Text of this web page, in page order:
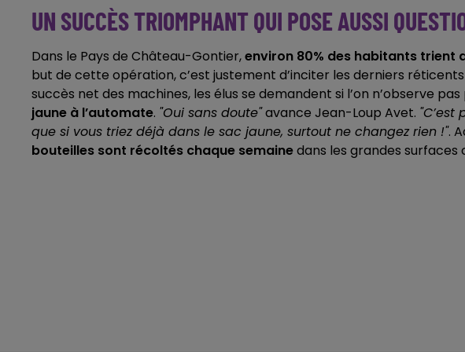
UN SUCCÈS TRIOMPHANT QUI POSE AUSSI
Dans le Pays de Château-Gontier,environ 80% des habitants trient
but de cette opération, c’est justement d’inciter les derniers
succès net des machines, les élus se demandent si l’on n’observe
jaune à l’automate. "Oui sans doute"avance Jean-Loup Avet.
que si vous triez déjà dans le sac jaune, surtout ne changez rien !".
bouteilles sont récoltés chaque semainedans les grandes